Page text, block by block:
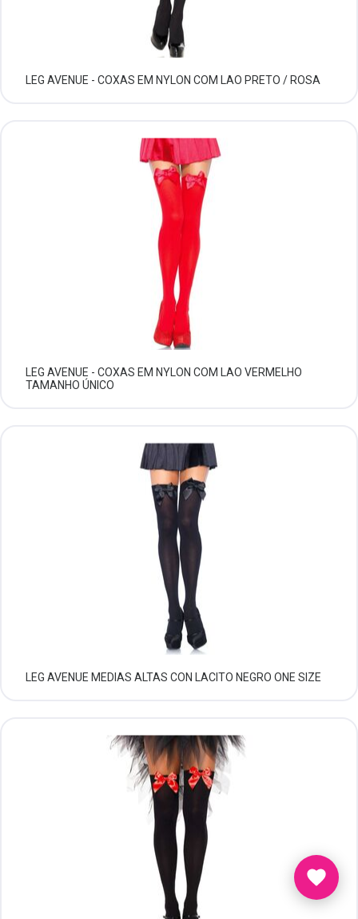
LEG AVENUE - COXAS EM NYLON COM LAO PRETO / ROSA
LEG AVENUE - COXAS EM NYLON COM LAO VERMELHO
TAMANHO ÚNICO
LEG AVENUE MEDIAS ALTAS CON LACITO NEGRO ONE SIZE